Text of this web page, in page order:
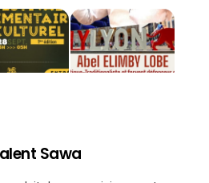
Sawa